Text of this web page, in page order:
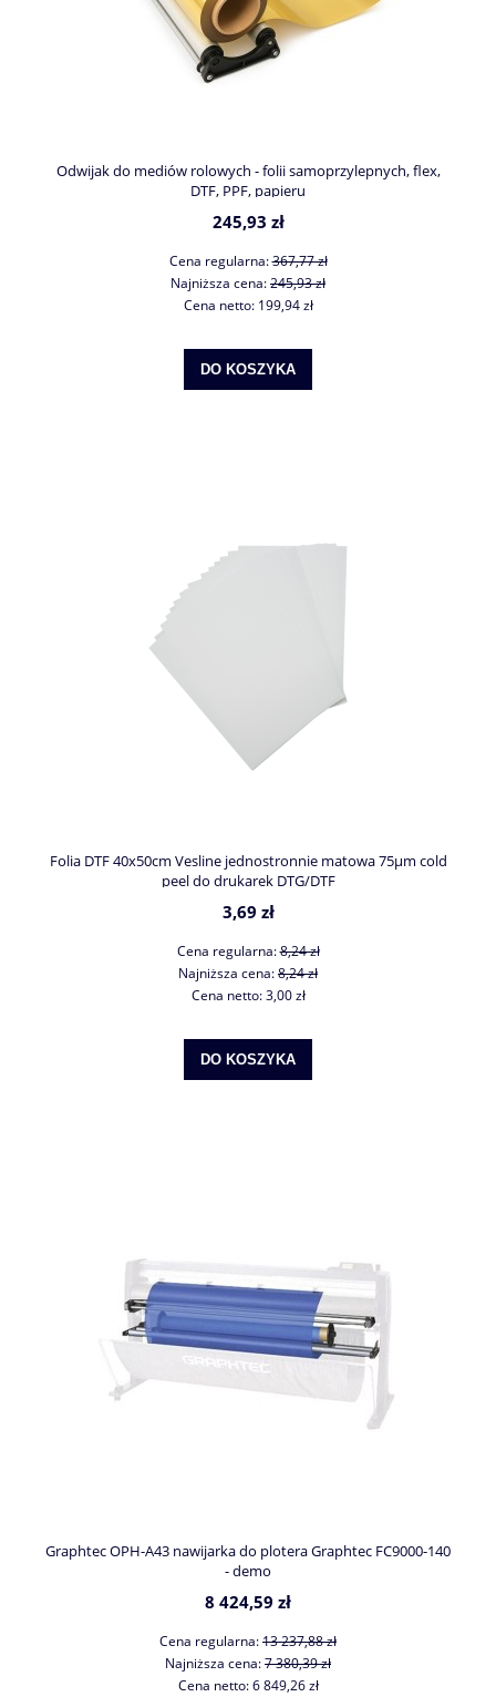
Odwijak do mediów rolowych - folii samoprzylepnych, flex,
DTF, PPF, papieru
245,93 zł
Cena regularna:367,77 zł
Najniższa cena:245,93 zł
Cena netto: 199,94 zł
DO KOSZYKA
Folia DTF 40x50cm Vesline jednostronnie matowa 75µm cold
peel do drukarek DTG/DTF
3,69 zł
Cena regularna:8,24 zł
Najniższa cena:8,24 zł
Cena netto:3,00 zł
DO KOSZYKA
Graphtec OPH-A43 nawijarka do plotera Graphtec FC9000-140
- demo
8 424,59 zł
Cena regularna:13 237,88 zł
Najniższa cena:7 380,39 zł
Cena netto:6 849,26 zł